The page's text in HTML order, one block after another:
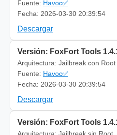
Fuente: Havoc✅
Fecha: 2026-03-30 20:39:54
Descargar
Versión: FoxFort Tools
Arquitectura: Jailbreak con Root
Fuente: Havoc✅
Fecha: 2026-03-30 20:39:54
Descargar
Versión: FoxFort Tools
Arquitectura: Jailbreak sin Root